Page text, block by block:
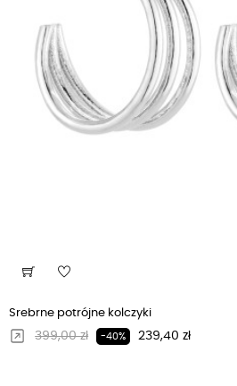
Srebrne potrójne kolczyki
Regularna cena
399,00 zł -40% Cena
239,40 zł